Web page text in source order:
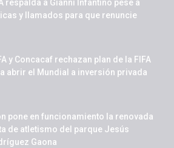
respalda a Gianni Infantino pese a
y llamados para que renuncie
y Concacaf rechazan plan de la FIFA
abrir el Mundial a inversión privada
pone en funcionamiento la renovada
de atletismo del parque Jesús
Gaona